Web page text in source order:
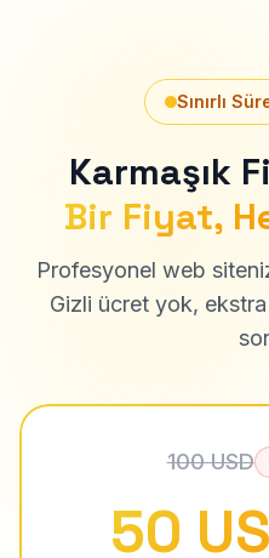
Sınırlı
Karmaşık
Bir Fiyat,
Profesyonel web
Gizli ücret yok,
100 USD
50